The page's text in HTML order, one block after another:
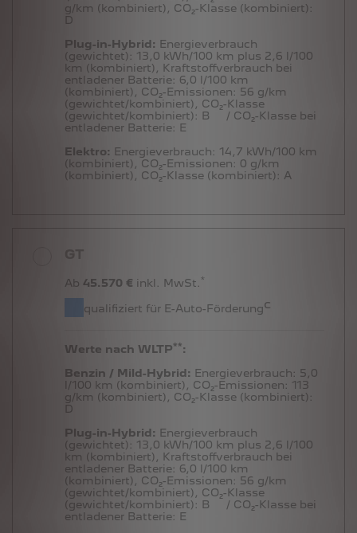
g/km (kombiniert), CO₂-Klasse (kombiniert):
D
Plug-in-Hybrid: Energieverbrauch
(gewichtet): 13,0 kWh/100 km plus 2,6 l/100
km (kombiniert), Kraftstoffverbrauch bei
entladener Batterie: 6,0 l/100 km
(kombiniert), CO₂-Emissionen: 56 g/km
(gewichtet/kombiniert), CO₂-Klasse
(gewichtet/kombiniert): B
/ CO₂-Klasse bei
entladener Batterie: E
Elektro: Energieverbrauch: 14,7 kWh/100 km
(kombiniert), CO₂-Emissionen: 0 g/km
(kombiniert), CO₂-Klasse (kombiniert): A
GT
Ab 45.570 € inkl. MwSt.*
qualifiziert für E-Auto-Förderungc
Werte nach WLTP**:
Benzin / Mild-Hybrid: Energieverbrauch: 5,0
l/100 km (kombiniert), CO₂-Emissionen: 113
g/km (kombiniert), CO₂-Klasse (kombiniert):
D
Plug-in-Hybrid: Energieverbrauch
(gewichtet): 13,0 kWh/100 km plus 2,6 l/100
km (kombiniert), Kraftstoffverbrauch bei
entladener Batterie: 6,0 l/100 km
(kombiniert), CO₂-Emissionen: 56 g/km
(gewichtet/kombiniert), CO₂-Klasse
(gewichtet/kombiniert): B
/ CO₂-Klasse bei
entladener Batterie: E